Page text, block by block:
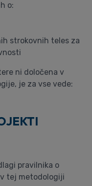
o:
strokovnih teles za
ni določena v
je za vse vede:
pravilnika o
tej metodologiji